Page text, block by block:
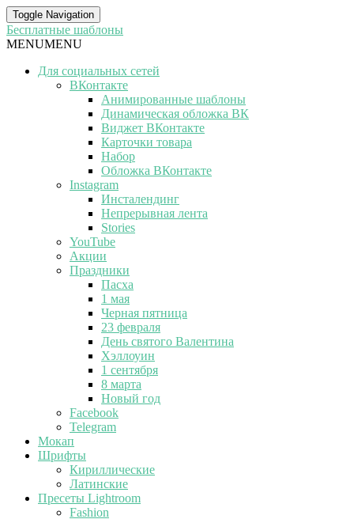
Toggle Navigation
Бесплатные шаблоны
MENUMENU
Для социальных сетей
ВКонтакте
Анимированные шаблоны
Динамическая обложка ВК
Виджет ВКонтакте
Карточки товара
Набор
Обложка ВКонтакте
Instagram
Инсталендинг
Непрерывная лента
Stories
YouTube
Акции
Праздники
Пасха
1 мая
Черная пятница
23 февраля
День святого Валентина
Хэллоуин
1 сентября
8 марта
Новый год
Facebook
Telegram
Мокап
Шрифты
Кириллические
Латинские
Пресеты Lightroom
Fashion